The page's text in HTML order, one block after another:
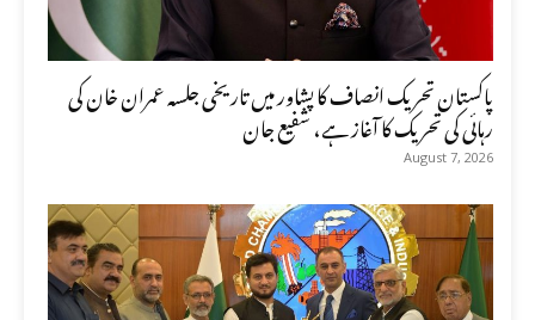
پاکستان تحریک انصاف کا پشاور میں تاریخی جلسہ عمران خان کی
رہائی کی تحریک کا آغاز ہے، شفیع جان
August 7, 2026